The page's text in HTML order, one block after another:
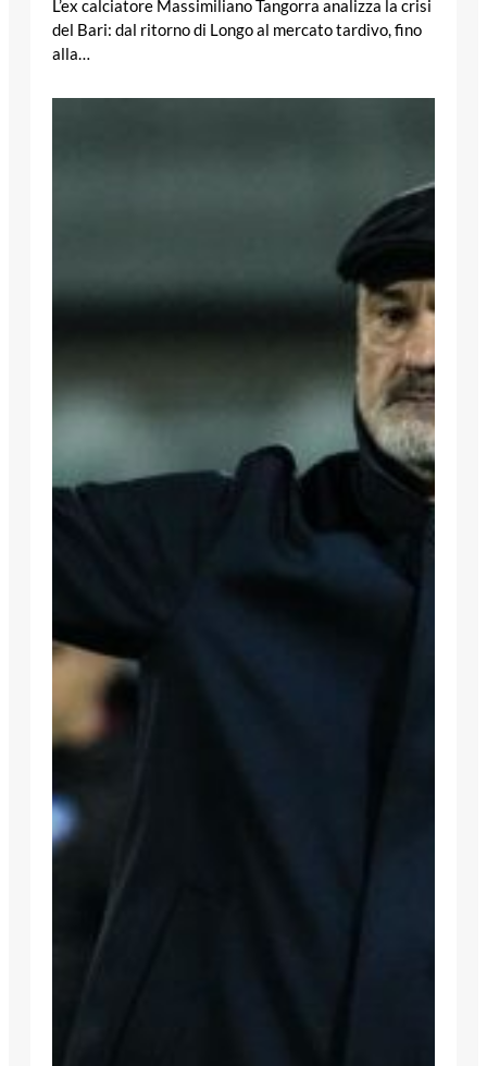
L’ex calciatore Massimiliano Tangorra analizza la crisi
del Bari: dal ritorno di Longo al mercato tardivo, fino
alla…